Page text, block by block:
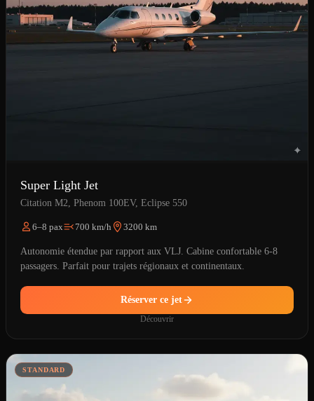
Super Light Jet
Citation M2, Phenom 100EV, Eclipse 550
6–8 pax 700 km/h 3200 km
Autonomie étendue par rapport aux VLJ. Cabine confortable 6-8
passagers. Parfait pour trajets régionaux et continentaux.
Réserver ce jet
Découvrir
STANDARD